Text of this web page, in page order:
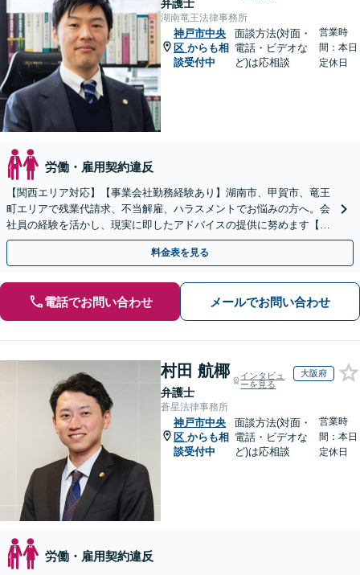
弁護士
湖南竜王法律事務所
神戸市中央
区 からも相
談受付中
面談方法(対面・
電話・ビデオな
ど)は応相談
営業時
間：本日
定休日
労働・雇用契約違反
【関西エリア対応】【事業会社勤務経験あり】湖南市、甲賀市、竜王
町エリアで残業代請求、不当解雇、ハラスメントでお悩みの方へ。会
社員の経験を活かし、現実に即したアドバイスの提供に努めます【労
使双方に対応】【Web面談OK】
料金表を見る
電話でお問い合わせ メールでお問い合わせ
村田 航椰
弁護士
インタビュ
ーを見る
大阪府
蒼星法律事務所
神戸市中央
区 からも相
談受付中
面談方法(対面・
電話・ビデオな
ど)は応相談
営業時
間：本日
定休日
労働・雇用契約違反